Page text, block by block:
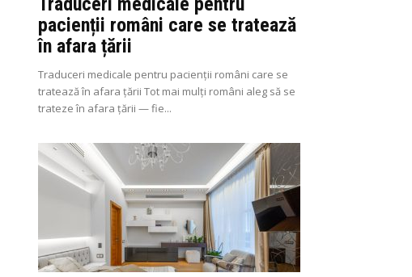
pacienții români care se tratează
în afara țării
Traduceri medicale pentru pacienții români care se
tratează în afara țării Tot mai mulți români aleg să se
trateze în afara țării — fie...